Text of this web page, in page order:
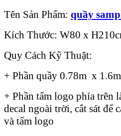
Tên Sản Phẩm: quầy
Kích Thước: W80 x
Quy Cách Kỹ Thuật:
+ Phần quầy 0.78m x 1.6m
+ Phần tấm logo phía trên
decal ngoài trời, cắt sát để
và tấm logo